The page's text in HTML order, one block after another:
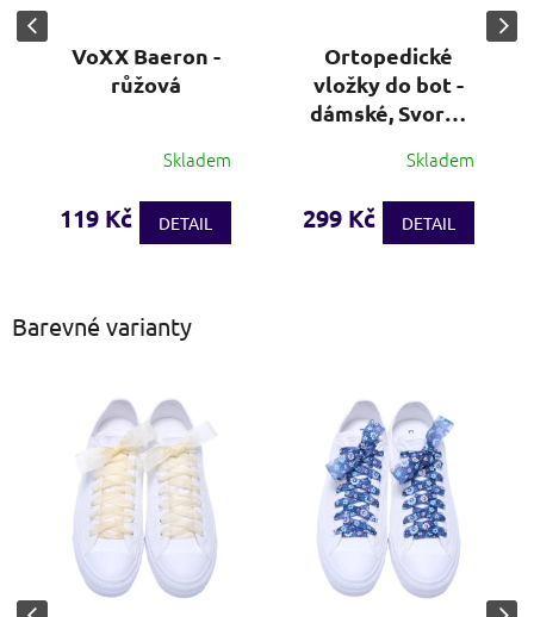
VoXX Baeron -
růžová
Skladem
119 Kč DETAIL
Ortopedické
vložky do bot -
dámské, Svorto
produktu
je
Skladem
299 Kč DETAIL
Barevné varianty